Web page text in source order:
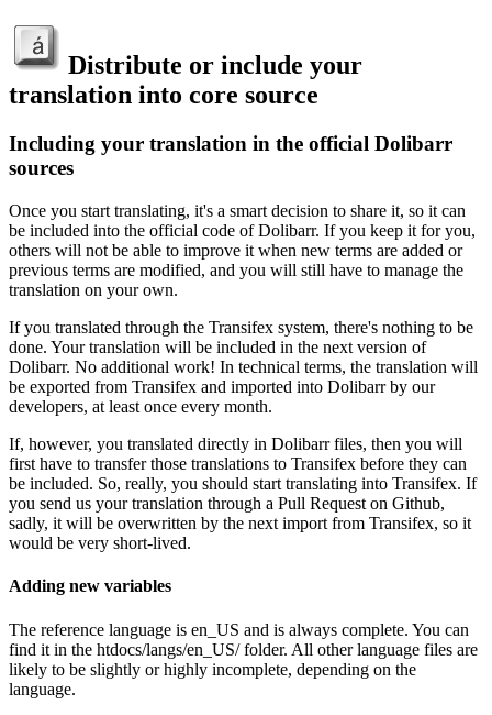
Distribute or include your
translation into core source
Including your translation in the official Dolibarr
sources
Once you start translating, it's a smart decision to share it, so it can
be included into the official code of Dolibarr. If you keep it for you,
others will not be able to improve it when new terms are added or
previous terms are modified, and you will still have to manage the
translation on your own.
If you translated through the Transifex system, there's nothing to be
done. Your translation will be included in the next version of
Dolibarr. No additional work! In technical terms, the translation will
be exported from Transifex and imported into Dolibarr by our
developers, at least once every month.
If, however, you translated directly in Dolibarr files, then you will
first have to transfer those translations to Transifex before they can
be included. So, really, you should start translating into Transifex. If
you send us your translation through a Pull Request on Github,
sadly, it will be overwritten by the next import from Transifex, so it
would be very short-lived.
Adding new variables
The reference language is en_US and is always complete. You can
find it in the htdocs/langs/en_US/ folder. All other language files are
likely to be slightly or highly incomplete, depending on the
language.